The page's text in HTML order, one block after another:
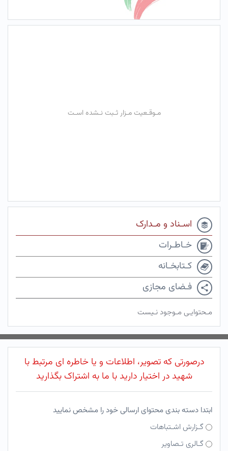
مـوقـعیت مـزار ثـبت نـشده اسـت
اسـناد و مـدارک
خـاطـرات
کـتابخـانه
فـضای مجازی
مـحتوایـی مـوجود نـیست
درصورتی که تصویر، اطلاعات و یا خاطره ای مرتبط با
شهید در اختیار دارید با ما به اشتراک بگذارید
ابتدا دسته بندی محتوای ارسالی خود را مشخص نمایید
گـزارش اشـتباهات
گـالری تـصاویر